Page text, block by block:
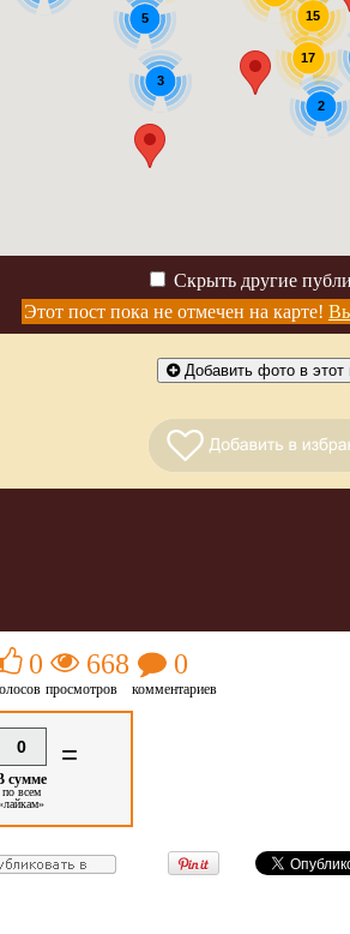
17
15
5
3
2
Скрыть другие
Этот пост пока не отмечен на карте!
Добавить фото в этот
0 668
просмотров
0
комментариев
0
сумме
по всем
=